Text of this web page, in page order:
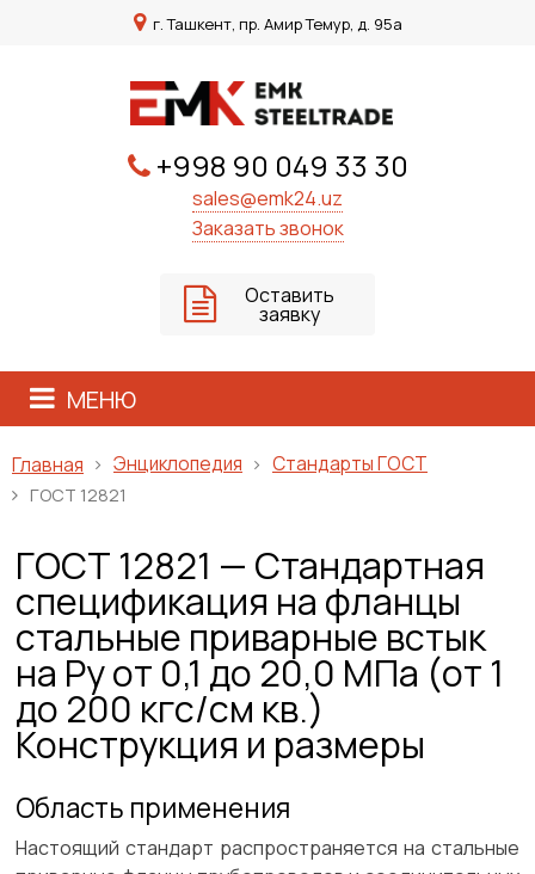
г. Ташкент, пр. Амир Темур, д. 95а
+998 90 049 33 30
sales@emk24.uz
Заказать звонок
Оставить
заявку
МЕНЮ
Главная Энциклопедия Стандарты ГОСТ
ГОСТ 12821
ГОСТ 12821 — Стандартная
спецификация на фланцы
стальные приварные встык
на Ру от 0,1 до 20,0 МПа (от 1
до 200 кгс/см кв.)
Конструкция и размеры
Область применения
Настоящий стандарт распространяется на стальные